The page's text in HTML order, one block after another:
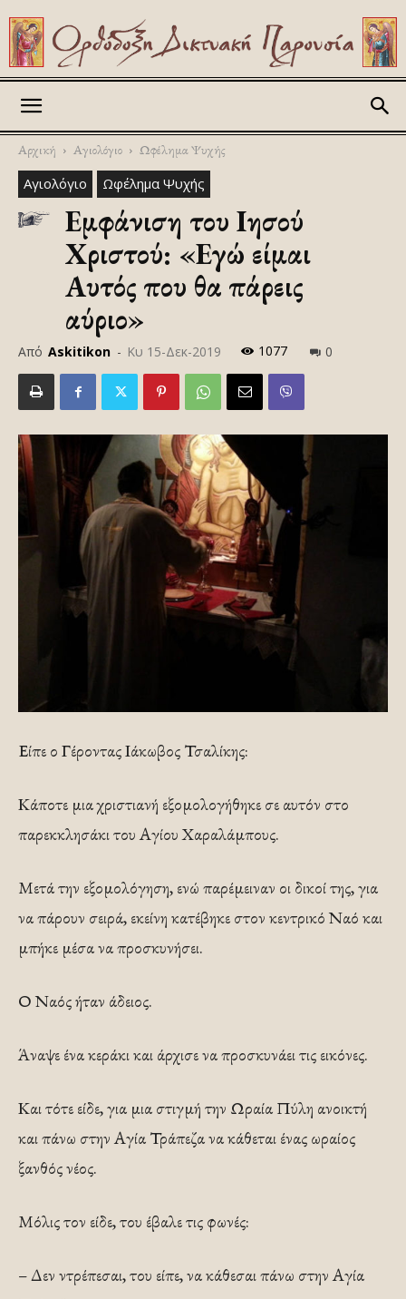
Αρχική Αγιολόγιο Ωφέλημα Ψυχής
Αγιολόγιο Ωφέλημα Ψυχής
Εμφάνιση του Ιησού
Χριστού: «Εγώ είμαι
Αυτός που θα πάρεις
αύριο»
Από Askitikon - Κυ 15-Δεκ-2019 1077 0
Είπε ο Γέροντας Ιάκωβος Τσαλίκης:
Κάποτε μια χριστιανή εξομολογήθηκε σε αυτόν στο
παρεκκλησάκι του Αγίου Χαραλάμπους.
Μετά την εξομολόγηση, ενώ παρέμειναν οι δικοί της, για
να πάρουν σειρά, εκείνη κατέβηκε στον κεντρικό Ναό και
μπήκε μέσα να προσκυνήσει.
Ο Ναός ήταν άδειος.
Άναψε ένα κεράκι και άρχισε να προσκυνάει τις εικόνες.
Και τότε είδε, για μια στιγμή την Ωραία Πύλη ανοικτή
και πάνω στην Αγία Τράπεζα να κάθεται ένας ωραίος
ξανθός νέος.
Μόλις τον είδε, του έβαλε τις φωνές:
– Δεν ντρέπεσαι, του είπε, να κάθεσαι πάνω στην Αγία